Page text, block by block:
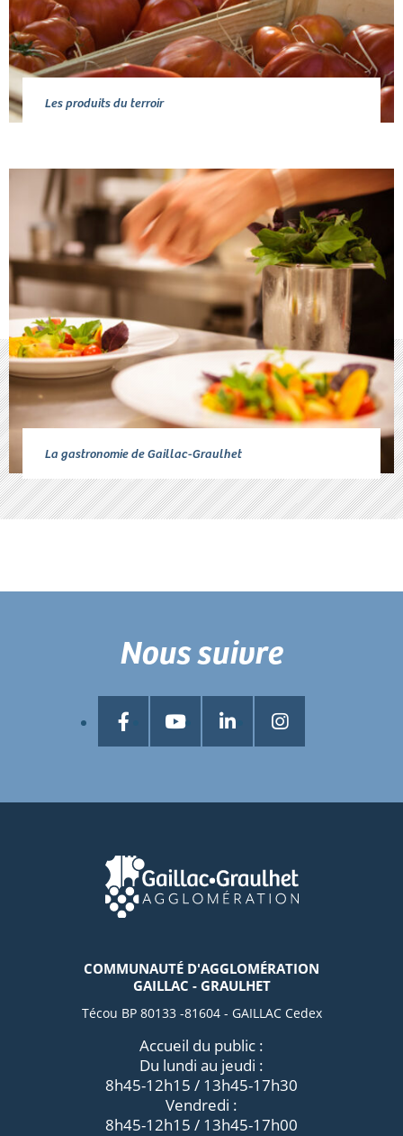
Les produits du terroir
La gastronomie de Gaillac-Graulhet
COMMUNAUTÉ D'AGGLOMÉRATION
GAILLAC - GRAULHET
Técou BP 80133 -81604 - GAILLAC Cedex
Accueil du public :
Du lundi au jeudi :
8h45-12h15 / 13h45-17h30
Vendredi :
8h45-12h15 / 13h45-17h00
Nous suivre